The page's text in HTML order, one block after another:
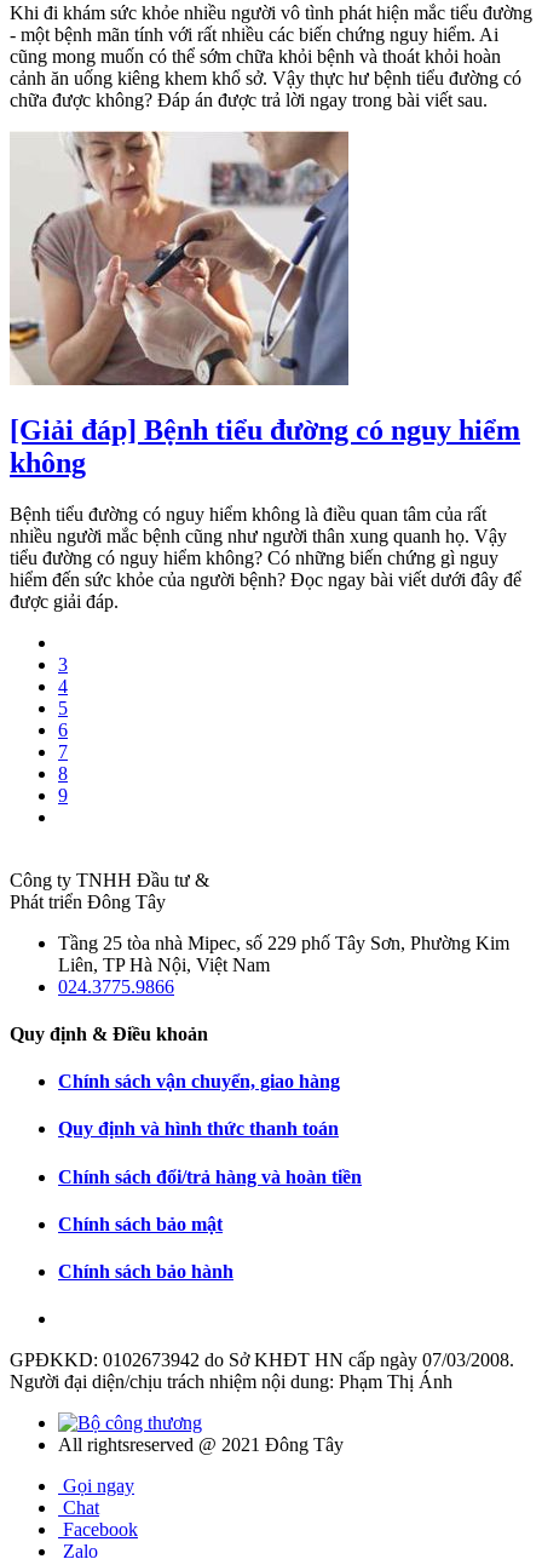
Khi đi khám sức khỏe nhiều người vô tình phát hiện mắc tiểu đường
- một bệnh mãn tính với rất nhiều các biến chứng nguy hiểm. Ai
cũng mong muốn có thể sớm chữa khỏi bệnh và thoát khỏi hoàn
cảnh ăn uống kiêng khem khổ sở. Vậy thực hư bệnh tiểu đường có
chữa được không? Đáp án được trả lời ngay trong bài viết sau.
[Giải đáp] Bệnh tiểu đường có nguy hiểm
không
Bệnh tiểu đường có nguy hiểm không là điều quan tâm của rất
nhiều người mắc bệnh cũng như người thân xung quanh họ. Vậy
tiểu đường có nguy hiểm không? Có những biến chứng gì nguy
hiểm đến sức khỏe của người bệnh? Đọc ngay bài viết dưới đây để
được giải đáp.
3
4
5
6
7
8
9
Công ty TNHH Đầu tư &
Phát triển Đông Tây
Tầng 25 tòa nhà Mipec, số 229 phố Tây Sơn, Phường Kim
Liên, TP Hà Nội, Việt Nam
024.3775.9866
Quy định & Điều khoản
Chính sách vận chuyển, giao hàng
Quy định và hình thức thanh toán
Chính sách đổi/trả hàng và hoàn tiền
Chính sách bảo mật
Chính sách bảo hành
GPĐKKD: 0102673942 do Sở KHĐT HN cấp ngày 07/03/2008.
Người đại diện/chịu trách nhiệm nội dung: Phạm Thị Ánh
All rightsreserved @ 2021 Đông Tây
Gọi ngay
Chat
Facebook
Zalo